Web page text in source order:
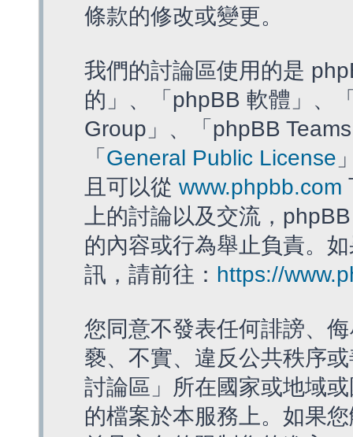
條款的修改或變更。
我們的討論區使用的是
的」、「phpBB 軟體」、
Group」、「phpBB
「 General Public License
且可以從 www.phpbb.com
上的討論以及交流，
的內容或行為舉止負責。
訊，請前往： https://
您同意不發表任何誹謗、
褻、不實、違反公共秩序
討論區」所在國家或地域
的檔案於本服務上。如果